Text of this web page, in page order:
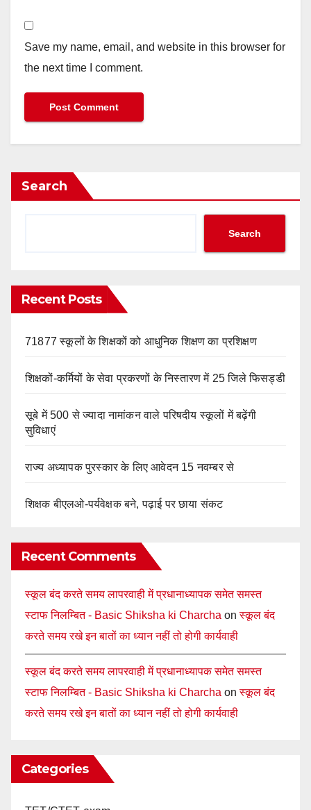
Save my name, email, and website in this browser for
the next time I comment.
Search
Search
Recent Posts
71877 स्कूलों के शिक्षकों को आधुनिक शिक्षण का प्रशिक्षण
शिक्षकों-कर्मियों के सेवा प्रकरणों के निस्तारण में 25 जिले फिसड्डी
सूबे में 500 से ज्यादा नामांकन वाले परिषदीय स्कूलों में बढ़ेंगी
सुविधाएं
राज्य अध्यापक पुरस्कार के लिए आवेदन 15 नवम्बर से
शिक्षक बीएलओ-पर्यवेक्षक बने, पढ़ाई पर छाया संकट
Recent Comments
स्कूल बंद करते समय लापरवाही में प्रधानाध्यापक समेत समस्त
स्टाफ निलम्बित - Basic Shiksha ki Charcha onस्कूल बंद
करते समय रखे इन बातों का ध्यान नहीं तो होगी कार्यवाही
स्कूल बंद करते समय लापरवाही में प्रधानाध्यापक समेत समस्त
स्टाफ निलम्बित - Basic Shiksha ki Charcha onस्कूल बंद
करते समय रखे इन बातों का ध्यान नहीं तो होगी कार्यवाही
Categories